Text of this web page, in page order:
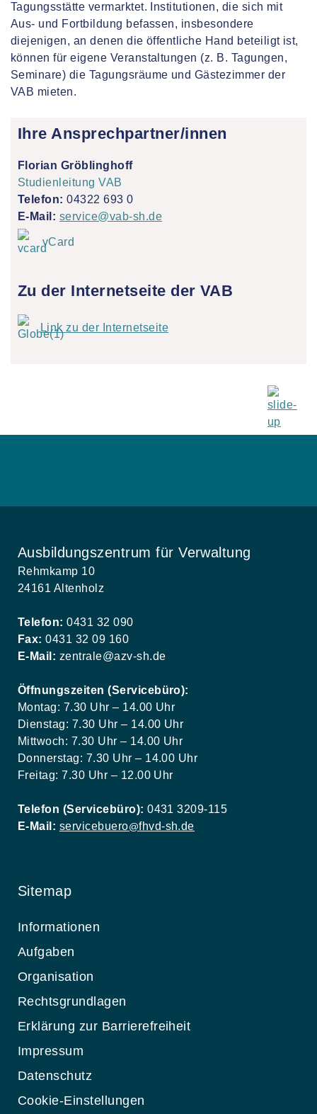
Tagungsstätte vermarktet. Institutionen, die sich mit
Aus- und Fortbildung befassen, insbesondere
diejenigen, an denen die öffentliche Hand beteiligt ist,
können für eigene Veranstaltungen (z. B. Tagungen,
Seminare) die Tagungsräume und Gästezimmer der
VAB mieten.
Ihre Ansprechpartner/innen
Florian Gröblinghoff
Studienleitung VAB
Telefon: 04322 693 0
E-Mail: service@vab-sh.de
vCard
Zu der Internetseite der VAB
Link zu der Internetseite
Ausbildungszentrum für Verwaltung
Rehmkamp 10
24161 Altenholz
Telefon: 0431 32 090
Fax: 0431 32 09 160
E-Mail: zentrale@azv-sh.de
Öffnungszeiten (Servicebüro):
Montag: 7.30 Uhr – 14.00 Uhr
Dienstag: 7.30 Uhr – 14.00 Uhr
Mittwoch: 7.30 Uhr – 14.00 Uhr
Donnerstag: 7.30 Uhr – 14.00 Uhr
Freitag: 7.30 Uhr – 12.00 Uhr
Telefon (Servicebüro): 0431 3209-115
E-Mail: servicebuero@fhvd-sh.de
Sitemap
Informationen
Aufgaben
Organisation
Rechtsgrundlagen
Erklärung zur Barrierefreiheit
Impressum
Datenschutz
Cookie-Einstellungen